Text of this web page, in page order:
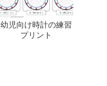
幼児向け時計の練習
プリント